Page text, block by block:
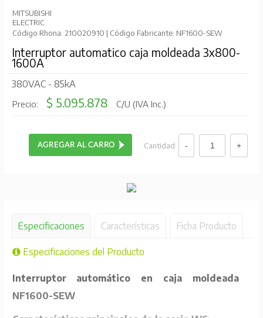
MITSUBISHI
ELECTRIC
Código Rhona: 210020910 | Código Fabricante: NF1600-SEW
Interruptor automatico caja moldeada 3x800-
1600A
380VAC - 85kA
Precio: $ 5.095.878 C/U (IVA Inc.)
Cantidad:
Especificaciones Características Ficha Producto
Especificaciones del Producto
Interruptor automático en caja moldeada
NF1600-SEW